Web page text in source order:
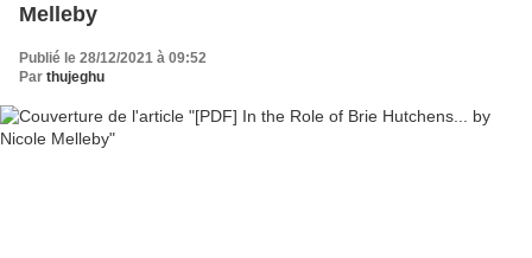
Melleby
Publié le 28/12/2021 à 09:52
Par thujeghu